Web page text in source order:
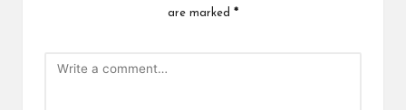
are marked *